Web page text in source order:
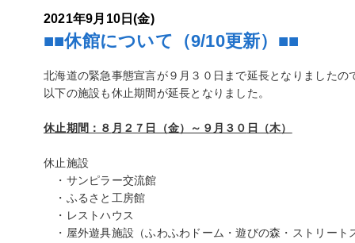
2021年9月10日(金)
■■休館について（9/10更新）■■
北海道の緊急事態宣言が９月３０日まで延長となりましたの
以下の施設も休止期間が延長となりました 。
休止期間：８ 月２７日（金）～９月３０ 日（木）
休止施設
・サンピラー交流館
・ふるさと工房館
・レストハウス
・屋外遊具施設（ふわふわドーム・遊びの森・ストリート